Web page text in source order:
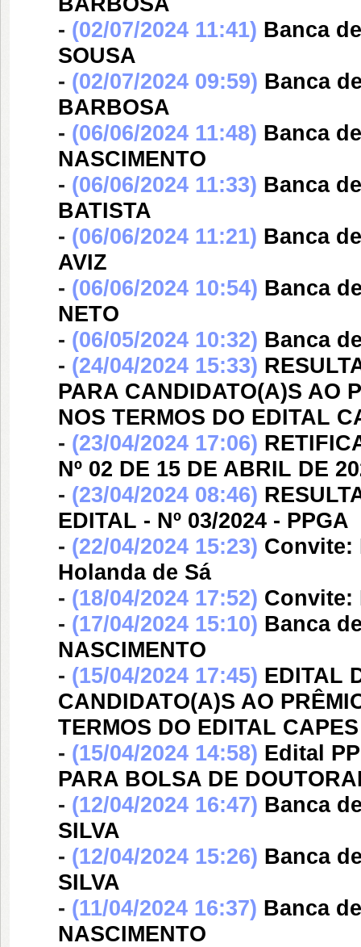
- (02/07/2024 11:41) Banca
SOUSA
- (02/07/2024 09:59) Banca
BARBOSA
- (06/06/2024 11:48) Banca
NASCIMENTO
- (06/06/2024 11:33) Banca
BATISTA
- (06/06/2024 11:21) Banca
AVIZ
- (06/06/2024 10:54) Banca
NETO
- (06/05/2024 10:32) Banca
- (24/04/2024 15:33)
PARA CANDIDATO(A)S AO
NOS TERMOS DO EDITAL
- (23/04/2024 17:06)
Nº 02 DE 15 DE ABRIL DE
- (23/04/2024 08:46)
EDITAL - Nº 03/2024 - PPGA
- (22/04/2024 15:23) Convite:
Holanda de Sá
- (18/04/2024 17:52) Convite:
- (17/04/2024 15:10) Banca
NASCIMENTO
- (15/04/2024 17:45) EDITAL
CANDIDATO(A)S AO
TERMOS DO EDITAL
- (15/04/2024 14:58) Edital
PARA BOLSA DE
- (12/04/2024 16:47) Banca
SILVA
- (12/04/2024 15:26) Banca
SILVA
- (11/04/2024 16:37) Banca
NASCIMENTO